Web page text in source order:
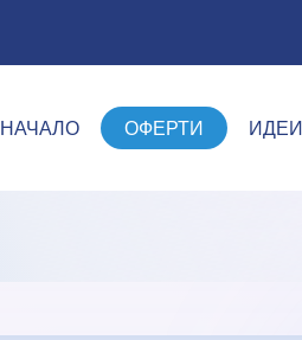
НАЧАЛО ОФЕРТИ ИДЕИ